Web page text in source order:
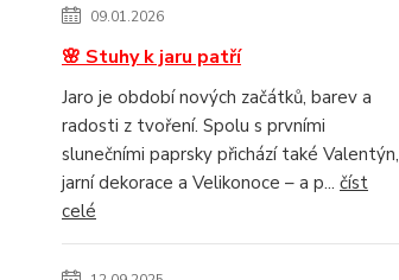
09.01.2026
🌸 Stuhy k jaru patří
Jaro je období nových začátků, barev a
radosti z tvoření. Spolu s prvními
slunečními paprsky přichází také Valentýn,
jarní dekorace a Velikonoce – a p... číst
celé